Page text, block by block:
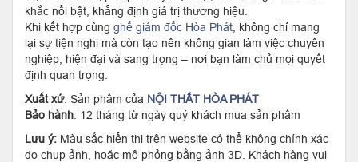
khắc nổi bật, khẳng định giá trị thương hiệu.
Khi kết hợp cùng ghế giám đốc Hòa Phát , không chỉ mang
lại sự tiện nghi mà còn tạo nên không gian làm việc chuyên
nghiệp, hiện đại và sang trọng – nơi bạn làm chủ mọi quyết
định quan trọng.
Xuất xứ: Sản phẩm của NỘI THẤT HÒA PHÁT
Bảo hành: 12 tháng từ ngày quý khách mua sản phẩm
Lưu ý: Màu sắc hiển thị trên website có thể không chính xác
do chụp ảnh, hoặc mô phỏng bằng ảnh 3D. Khách hàng vui